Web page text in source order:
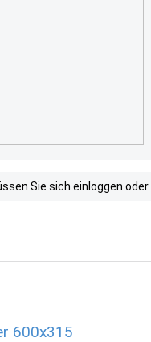
Sie sich einloggen oder
600x315